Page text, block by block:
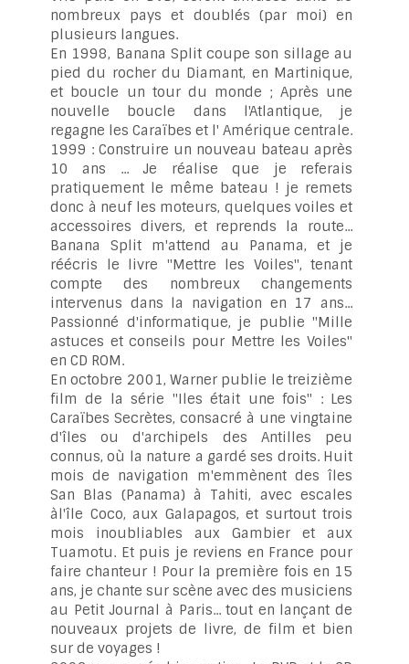
nombreux pays et doublés (par moi) en
plusieurs langues.
En 1998, Banana Split coupe son sillage au
pied du rocher du Diamant, en Martinique,
et boucle un tour du monde ; Après une
nouvelle boucle dans l'Atlantique, je
regagne les Caraïbes et l' Amérique centrale.
1999 : Construire un nouveau bateau après
10 ans ... Je réalise que je referais
pratiquement le même bateau ! je remets
donc à neuf les moteurs, quelques voiles et
accessoires divers, et reprends la route...
Banana Split m'attend au Panama, et je
réécris le livre "Mettre les Voiles", tenant
compte des nombreux changements
intervenus dans la navigation en 17 ans...
Passionné d'informatique, je publie "Mille
astuces et conseils pour Mettre les Voiles"
en CD ROM.
En octobre 2001, Warner publie le treizième
film de la série "Iles était une fois" : Les
Caraïbes Secrètes, consacré à une vingtaine
d'îles ou d'archipels des Antilles peu
connus, où la nature a gardé ses droits. Huit
mois de navigation m'emmènent des îles
San Blas (Panama) à Tahiti, avec escales
àl'île Coco, aux Galapagos, et surtout trois
mois inoubliables aux Gambier et aux
Tuamotu. Et puis je reviens en France pour
faire chanteur ! Pour la première fois en 15
ans, je chante sur scène avec des musiciens
au Petit Journal à Paris... tout en lançant de
nouveaux projets de livre, de film et bien
sur de voyages !